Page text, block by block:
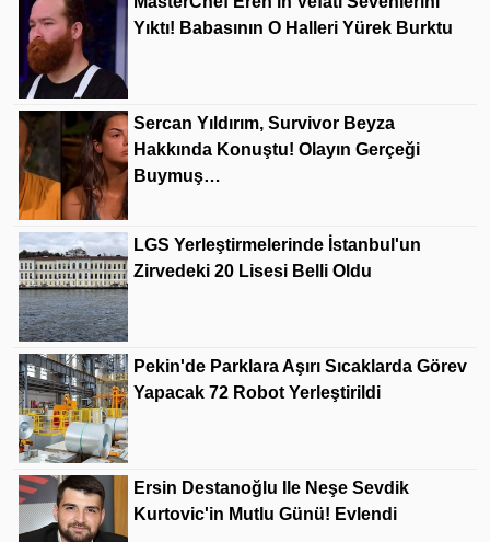
Yıktı! Babasının O Halleri Yürek Burktu
Sercan Yıldırım, Survivor Beyza
Hakkında Konuştu! Olayın Gerçeği
Buymuş…
LGS Yerleştirmelerinde İstanbul'un
Zirvedeki 20 Lisesi Belli Oldu
Pekin'de Parklara Aşırı Sıcaklarda Görev
Yapacak 72 Robot Yerleştirildi
Ersin Destanoğlu Ile Neşe Sevdik
Kurtovic'in Mutlu Günü! Evlendi